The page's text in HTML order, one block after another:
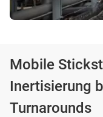
Mobile
Inertisierung
Turnarounds